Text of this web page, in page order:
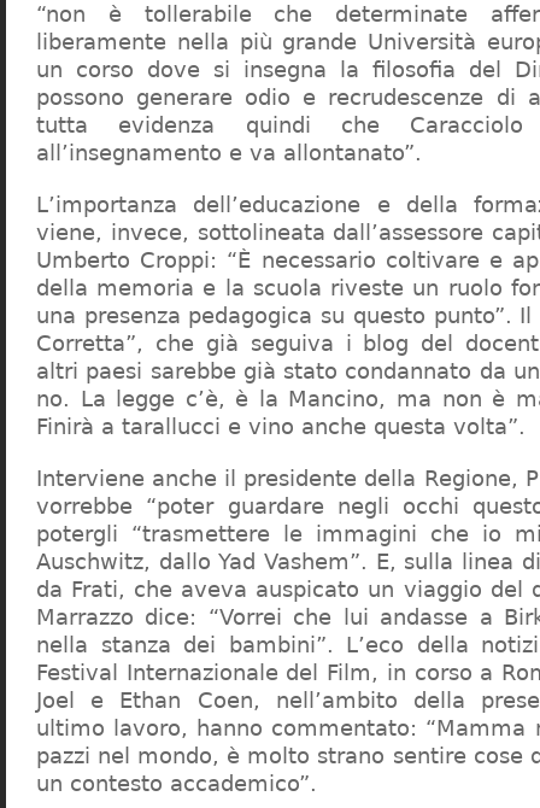
“non è tollerabile che determinate
liberamente nella più grande Università
un corso dove si insegna la filosofia del
possono generare odio e recrudescenze di
tutta evidenza quindi che
all’insegnamento e va allontanato”.
L’importanza dell’educazione e della
viene, invece, sottolineata dall’assessore
Umberto Croppi: “È necessario coltivare e
della memoria e la scuola riveste un ruolo
una presenza pedagogica su questo punto”.
Corretta”, che già seguiva i blog del
altri paesi sarebbe già stato condannato da
no. La legge c’è, è la Mancino, ma non è
Finirà a tarallucci e vino anche questa volta”.
Interviene anche il presidente della Regione,
vorrebbe “poter guardare negli occhi
potergli “trasmettere le immagini che io
Auschwitz, dallo Yad Vashem”. E, sulla linea
da Frati, che aveva auspicato un viaggio del
Marrazzo dice: “Vorrei che lui andasse a
nella stanza dei bambini”. L’eco della
Festival Internazionale del Film, in corso a
Joel e Ethan Coen, nell’ambito della
ultimo lavoro, hanno commentato: “Mamma
pazzi nel mondo, è molto strano sentire cose
un contesto accademico”.